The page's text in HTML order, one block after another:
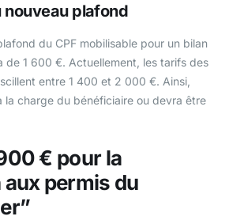
nouveau plafond
du CPF mobilisable pour un bilan
de 1 600 €. Actuellement, les tarifs des
entre 1 400 et 2 000 €. Ainsi,
la charge du bénéficiaire ou devra être
€ pour la
permis du